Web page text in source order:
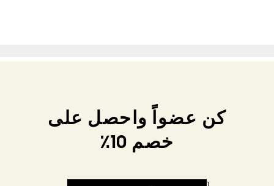
كن عضواً واحصل على
خصم 10٪